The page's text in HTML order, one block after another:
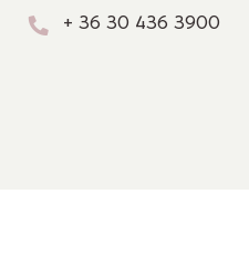
+ 36 30 436 3900